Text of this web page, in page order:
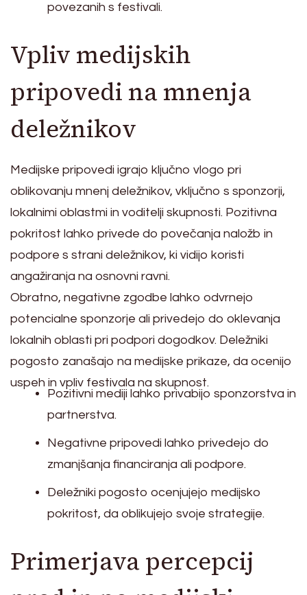
povezanih s festivali.
Vpliv medijskih
pripovedi na mnenja
deležnikov
Medijske pripovedi igrajo ključno vlogo pri
oblikovanju mnenj deležnikov, vključno s sponzorji,
lokalnimi oblastmi in voditelji skupnosti. Pozitivna
pokritost lahko privede do povečanja naložb in
podpore s strani deležnikov, ki vidijo koristi
angažiranja na osnovni ravni.
Obratno, negativne zgodbe lahko odvrnejo
potencialne sponzorje ali privedejo do oklevanja
lokalnih oblasti pri podpori dogodkov. Deležniki
pogosto zanašajo na medijske prikaze, da ocenijo
uspeh in vpliv festivala na skupnost.
Pozitivni mediji lahko privabijo sponzorstva in
partnerstva.
Negativne pripovedi lahko privedejo do
zmanjšanja financiranja ali podpore.
Deležniki pogosto ocenjujejo medijsko
pokritost, da oblikujejo svoje strategije.
Primerjava percepcij